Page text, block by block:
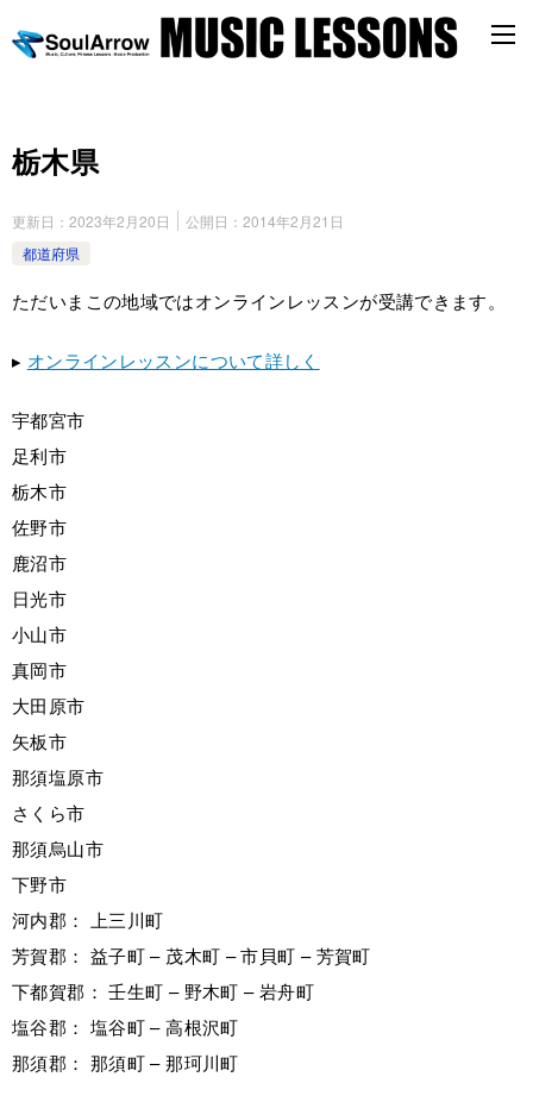
栃木県
更新日： 2023年2月20日 公開日： 2014年2月21日
都道府県
ただいまこの地域ではオンラインレッスンが受講できます。
▸ オンラインレッスンについて詳しく
宇都宮市
足利市
栃木市
佐野市
鹿沼市
日光市
小山市
真岡市
大田原市
矢板市
那須塩原市
さくら市
那須烏山市
下野市
河内郡： 上三川町
芳賀郡： 益子町 – 茂木町 – 市貝町 – 芳賀町
下都賀郡： 壬生町 – 野木町 – 岩舟町
塩谷郡： 塩谷町 – 高根沢町
那須郡： 那須町 – 那珂川町